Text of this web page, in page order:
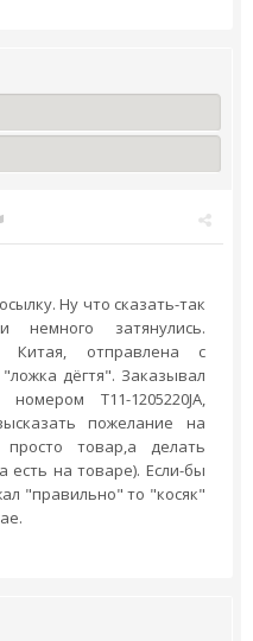
Ну что сказать-так
немного затянулись.
Китая, отправлена с
дёгтя". Заказывал
T11-1205220JA,
пожелание на
просто товар,а делать
есть на товаре). Если-бы
"правильно" то "косяк"